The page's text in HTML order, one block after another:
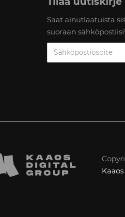
Saat ainutlaatuista
suoraan sähköpostiisi!